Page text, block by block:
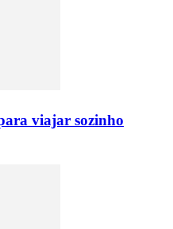
viajar sozinho